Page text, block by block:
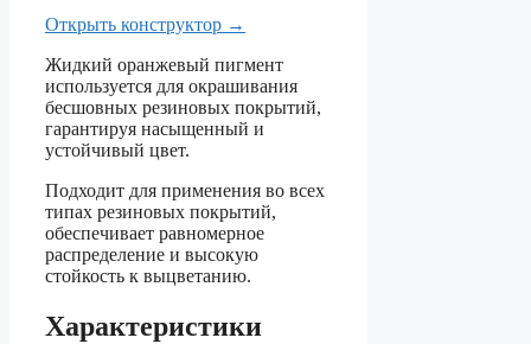
Открыть конструктор →
Жидкий оранжевый пигмент
используется для окрашивания
бесшовных резиновых покрытий,
гарантируя насыщенный и
устойчивый цвет.
Подходит для применения во всех
типах резиновых покрытий,
обеспечивает равномерное
распределение и высокую
стойкость к выцветанию.
Характеристики